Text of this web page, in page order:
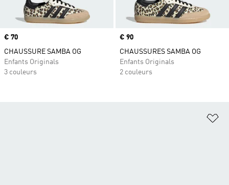
Prix
€ 70
CHAUSSURE SAMBA OG
Enfants Originals
3 couleurs
Prix
€ 90
CHAUSSURES SAMBA OG
Enfants Originals
2 couleurs